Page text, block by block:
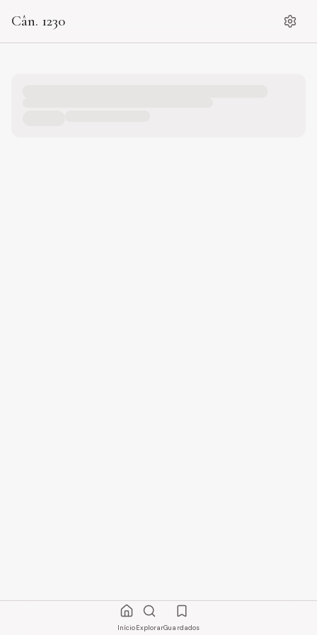
Cân. 1230
InícioExplorarGuardados